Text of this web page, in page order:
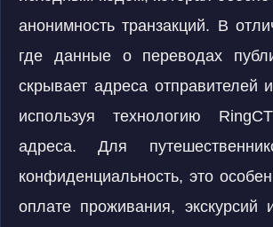
анонимность транзакций. В
где данные о переводах
скрывает адреса отправителей
используя технологию
адреса. Для
конфиденциальность, это
оплате проживания, экскурсий